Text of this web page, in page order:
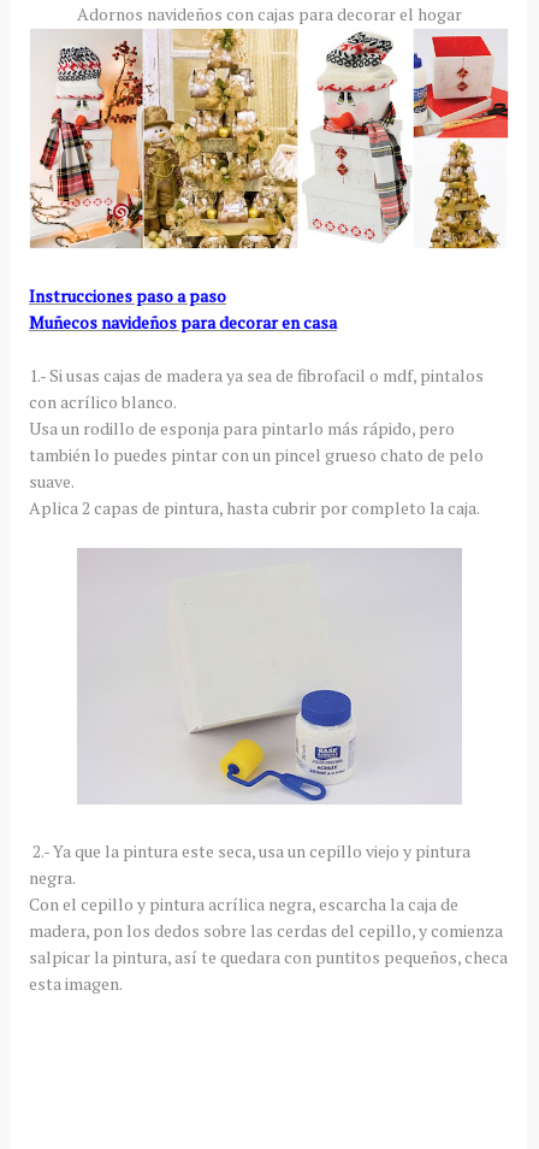
Adornos navideños con cajas para decorar el hogar
Instrucciones paso a paso
Muñecos navideños para decorar en casa
1.- Si usas cajas de madera ya sea de fibrofacil o mdf, pintalos
con acrílico blanco.
Usa un rodillo de esponja para pintarlo más rápido, pero
también lo puedes pintar con un pincel grueso chato de pelo
suave.
Aplica 2 capas de pintura, hasta cubrir por completo la caja.
2.- Ya que la pintura este seca, usa un cepillo viejo y pintura
negra.
Con el cepillo y pintura acrílica negra, escarcha la caja de
madera, pon los dedos sobre las cerdas del cepillo, y comienza
salpicar la pintura, así te quedara con puntitos pequeños, checa
esta imagen.